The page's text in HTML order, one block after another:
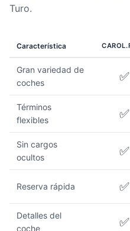
Turo.
Característica
Gran variedad de
coches
✅
Términos
flexibles
✅
Sin cargos
ocultos
✅
Reserva rápida ✅
Detalles del
coche
✅